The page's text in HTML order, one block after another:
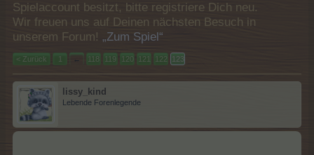
Spielaccount besitzt, bitte registriere Dich neu.
Wir freuen uns auf Deinen nächsten Besuch in
unserem Forum! „Zum Spiel“
< Zurück 1 ← 118 119 120 121 122 123
lissy_kind
Lebende Forenlegende